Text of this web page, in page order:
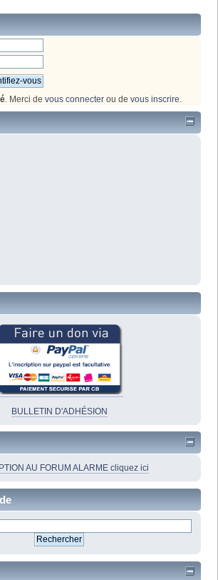
. Merci de vous connecter ou de vous inscrire.
BULLETIN D'ADHÉSION
AU FORUM ALARME cliquez ici